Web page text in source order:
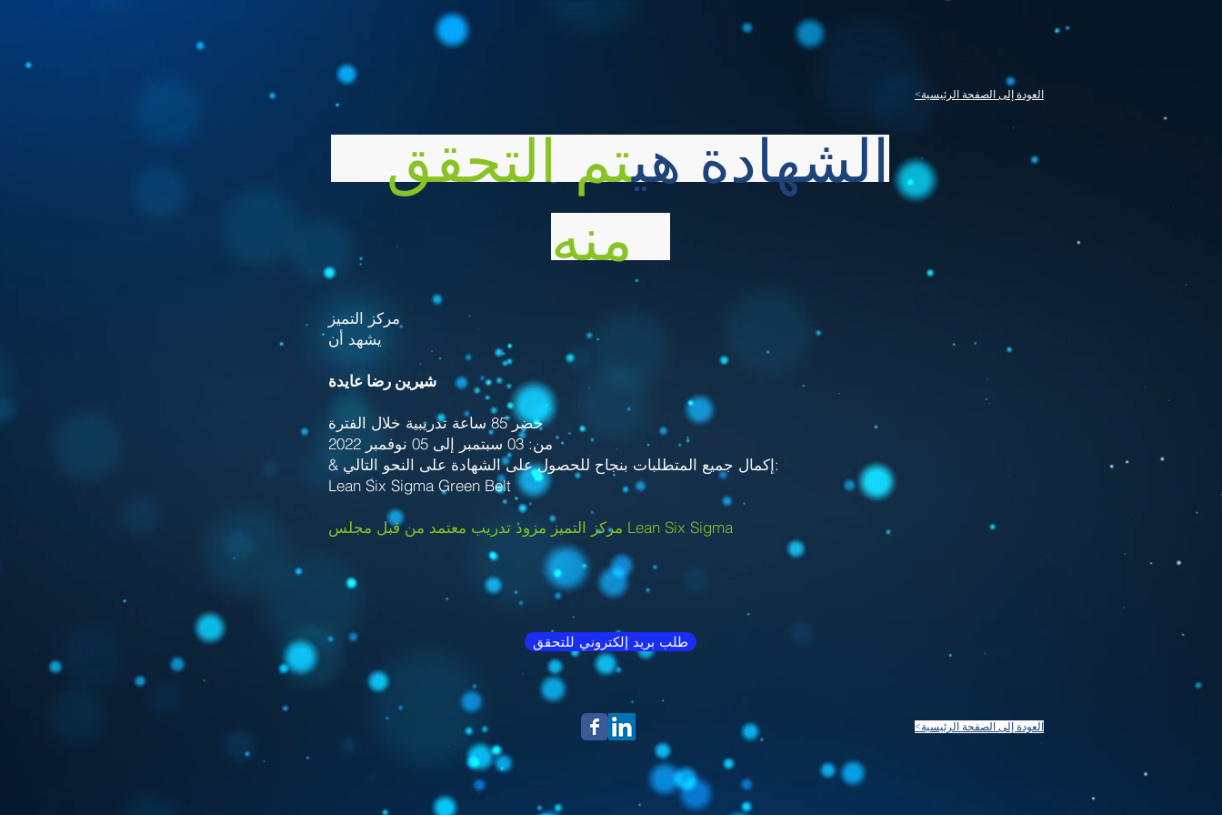
<العودة إلى الصفحة الرئيسية
الشهادة هيتم التحقق
مركز التميز
يشهد أن
شيرين رضا عايدة
حضر 85 ساعة تدريبية خلال الفترة
من: 03 سبتمبر إلى 05 نوفمبر 2022
& إكمال جميع المتطلبات بنجاح للحصول على الشهادة على النحو التالي:
Lean Six Sigma Green Belt
مركز التميز مزود تدريب معتمد من قبل مجلس Lean Six Sigma
طلب بريد إلكتروني للتحقق
<العودة إلى الصفحة الرئيسية